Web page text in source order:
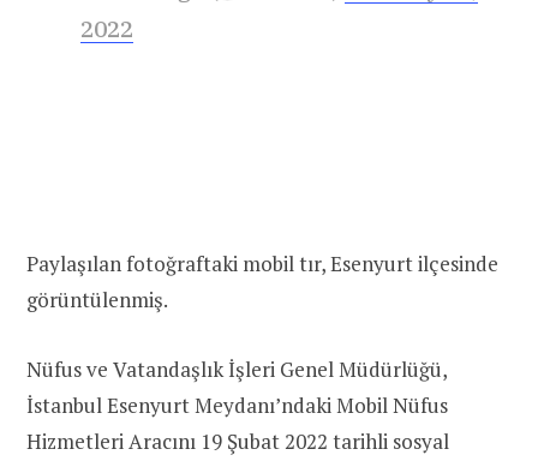
2022
Paylaşılan fotoğraftaki mobil tır, Esenyurt ilçesinde
görüntülenmiş.
Nüfus ve Vatandaşlık İşleri Genel Müdürlüğü,
İstanbul Esenyurt Meydanı’ndaki Mobil Nüfus
Hizmetleri Aracını 19 Şubat 2022 tarihli sosyal